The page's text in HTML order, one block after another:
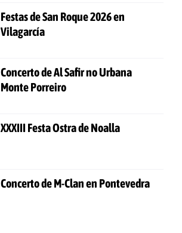
Festas de San Roque 2026 en
Vilagarcía
Concerto de Al Safir no Urbana
Monte Porreiro
XXXIII Festa Ostra de Noalla
Concerto de M-Clan en Pontevedra